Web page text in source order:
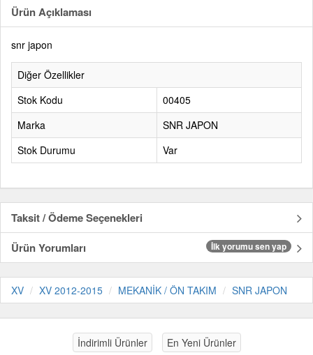
Ürün Açıklaması
snr japon
Diğer Özellikler
Stok Kodu
00405
Marka
SNR JAPON
Stok Durumu
Var
Taksit / Ödeme Seçenekleri
Ürün Yorumları
İlk yorumu sen yap
XV XV 2012-2015 MEKANİK / ÖN TAKIM SNR JAPON
İndirimli Ürünler En Yeni Ürünler